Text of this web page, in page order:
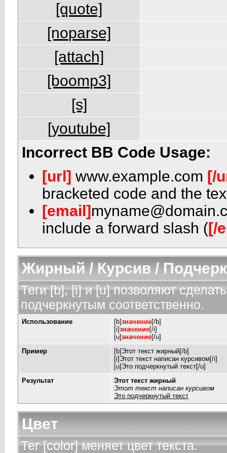
[quote]
[noparse]
[attach]
[boomp3]
[s]
[youtube]
Incorrect BB Code Usage:
[url] www.example.com [/
bracketed code and the
[email]
include a forward slash ([/
Жирный / Курсив /
Теги [b], [i] и [u] позволяют
подчеркнутым соответственно.
Использование [b]значение[/b]
[i]значение[/i]
[u]значение[/u]
Пример
[b]Этот текст жирный[/b]
[i]Этот текст написан курсивом[/i]
[u]Это подчеркнутый текст[/u]
Результат
Этот текст жирный
Этот текст написан курсивом
Это подчеркнутый текст
Цвет
Тег [color] меняет цвет текста.